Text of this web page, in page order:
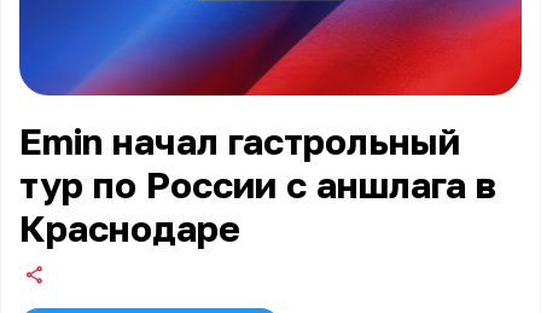
Emin начал гастрольный
тур по России с аншлага в
Краснодаре